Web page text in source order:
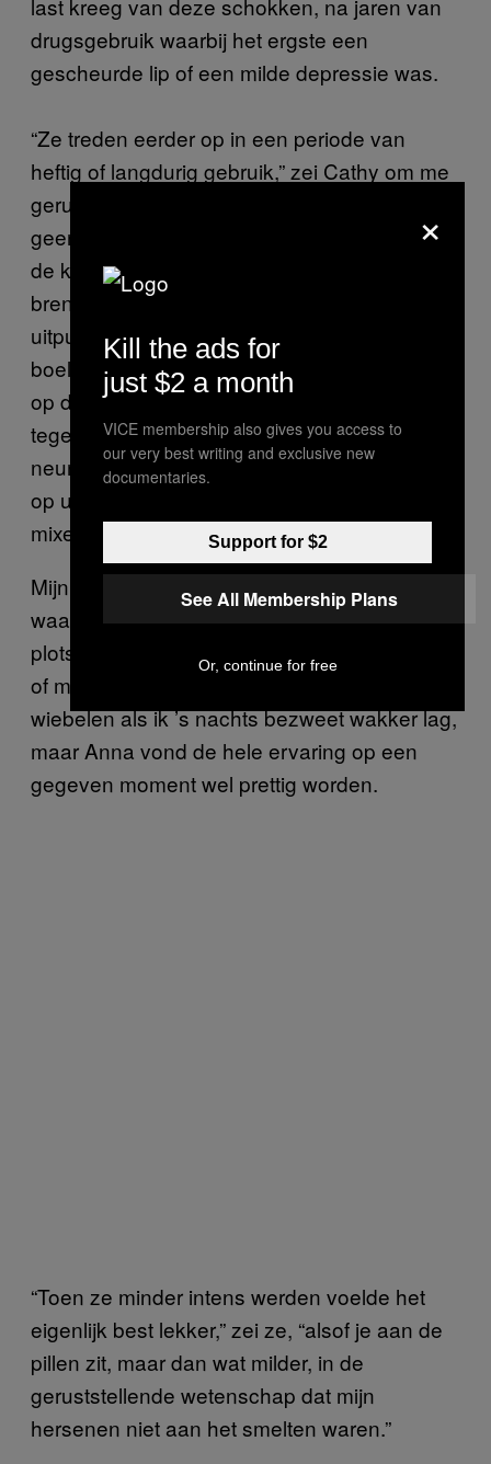
drugsgebruik waarbij het ergste een
gescheurde lip of een milde depressie was.
“Ze treden eerder op in een periode van
heftig of langdurig gebruik,” zei Cathy om me
gerust te stellen, “want je brein krijgt dan
geen kans om zijn serotonineniveau tussen
de keren dat je het gebruikt op peil te
brengen. Dan is er een opeenstapelende
uitputting, waardoor het langer duurt om de
boel weer normaal te krijgen.” Ze wees er ook
op dat “het gebruik van meerdere drugs
tegelijk leidt tot meer afgifte van
neurotransmitters en dus tot een hogere kans
op uitputting.” Dat betekent eigenlijk dat het
mixen van drugs breinschokken erger maakt.
Mijn schokken hielden bijna een week aan,
waardoor ik me in de supermarkt soms
plotseling aan een schap vast moest grijpen,
of mezelf in een foetushouding moest
wiebelen als ik ’s nachts bezweet wakker lag,
maar Anna vond de hele ervaring op een
gegeven moment wel prettig worden.
“Toen ze minder intens werden voelde het
eigenlijk best lekker,” zei ze, “alsof je aan de
pillen zit, maar dan wat milder, in de
geruststellende wetenschap dat mijn
hersenen niet aan het smelten waren.”
×
Kill the ads for
just $2 a month
VICE membership also gives you access to
our very best writing and exclusive new
documentaries.
Support for $2
See All Membership Plans
Or, continue for free